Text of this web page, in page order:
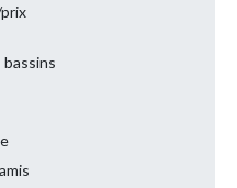
bassins